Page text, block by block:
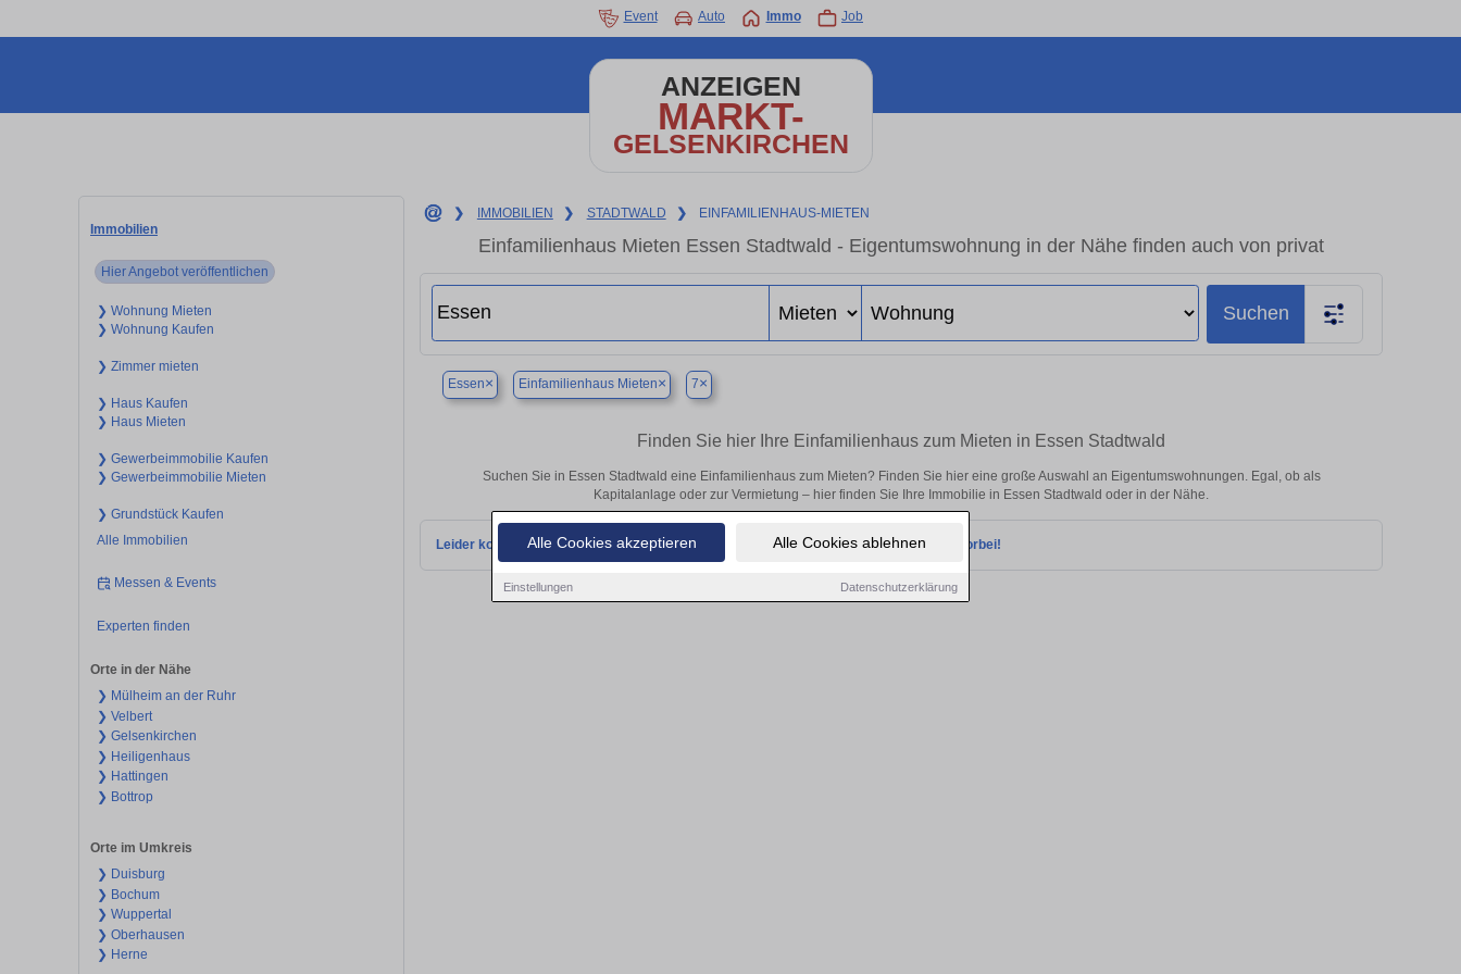
Alle Cookies akzeptieren Alle Cookies ablehnen
Einstellungen Datenschutzerklärung
Event Auto Immo Job
ANZEIGEN
MARKT-
GELSENKIRCHEN
Immobilien
Hier Angebot veröffentlichen
❯ Wohnung Mieten
❯ Wohnung Kaufen
❯ Zimmer mieten
❯ Haus Kaufen
❯ Haus Mieten
❯ Gewerbeimmobilie Kaufen
❯ Gewerbeimmobilie Mieten
❯ Grundstück Kaufen
Alle Immobilien
Messen & Events
Experten finden
Orte in der Nähe
❯ Mülheim an der Ruhr
❯ Velbert
❯ Gelsenkirchen
❯ Heiligenhaus
❯ Hattingen
❯ Bottrop
Orte im Umkreis
❯ Duisburg
❯ Bochum
❯ Wuppertal
❯ Oberhausen
❯ Herne
❯ IMMOBILIEN ❯ STADTWALD ❯ EINFAMILIENHAUS-MIETEN
Einfamilienhaus Mieten Essen Stadtwald - Eigentumswohnung in der Nähe finden auch von privat
Suchen
Essen× Einfamilienhaus Mieten× 7×
Finden Sie hier Ihre Einfamilienhaus zum Mieten in Essen Stadtwald
Suchen Sie in Essen Stadtwald eine Einfamilienhaus zum Mieten? Finden Sie hier eine große Auswahl an Eigentumswohnungen. Egal, ob als
Kapitalanlage oder zur Vermietung – hier finden Sie Ihre Immobilie in Essen Stadtwald oder in der Nähe.
Leider konnten wir derzeit keine passenden Objekte finden. Schauen Sie bald wieder vorbei!